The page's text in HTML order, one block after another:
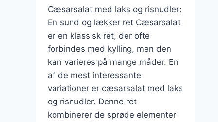
Cæsarsalat med laks og risnudler:
En sund og lækker ret Cæsarsalat
er en klassisk ret, der ofte
forbindes med kylling, men den
kan varieres på mange måder. En
af de mest interessante
variationer er cæsarsalat med laks
og risnudler. Denne ret
kombinerer de sprøde elementer